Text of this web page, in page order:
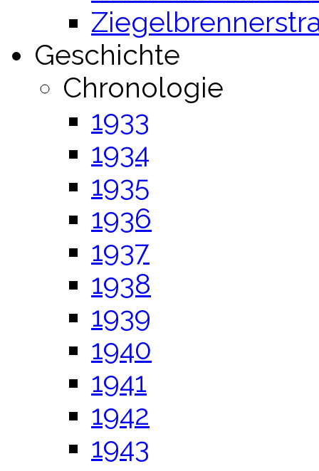
Geschichte
Chronologie
1933
1934
1935
1936
1937
1938
1939
1940
1941
1942
1943